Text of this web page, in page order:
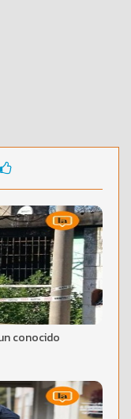
conocido